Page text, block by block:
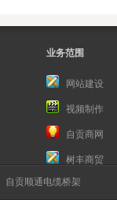
业务范围
网站建设
视频制作
自贡商网
树丰商贸
自贡顺通电缆桥架